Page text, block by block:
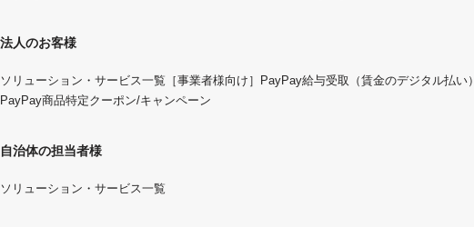
法人のお客様
ソリューション・サービス一覧 ［事業者様向け］PayPay給与受取（賃金のデジタル払い）
PayPay商品特定クーポン/キャンペーン
自治体の担当者様
ソリューション・サービス一覧